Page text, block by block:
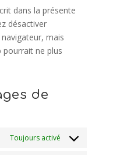
dans la présente
désactiver
mais
ne plus
de
Toujours activé